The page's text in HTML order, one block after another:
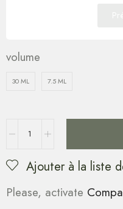
volume
30 ML 7.5 ML
Ajouter à la liste
Please, activate